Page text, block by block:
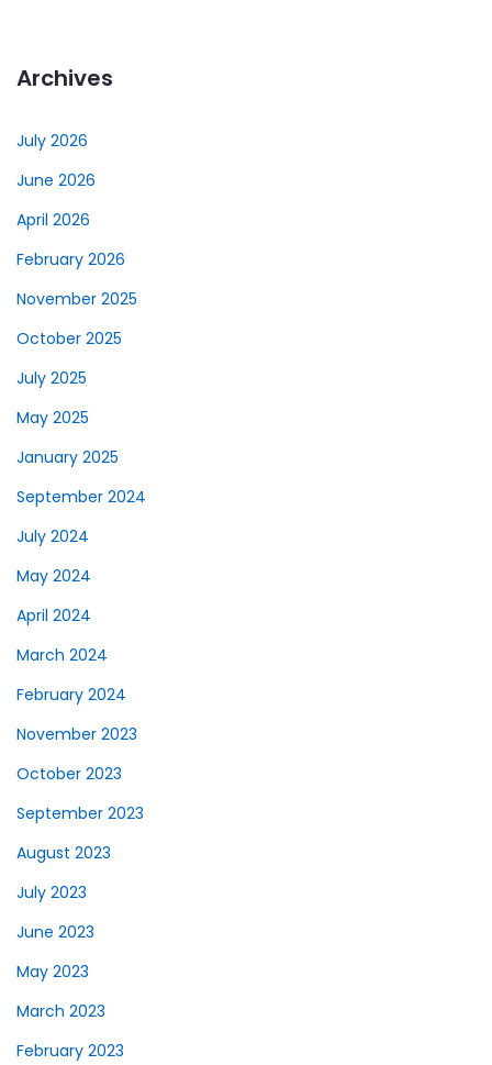
Archives
July 2026
June 2026
April 2026
February 2026
November 2025
October 2025
July 2025
May 2025
January 2025
September 2024
July 2024
May 2024
April 2024
March 2024
February 2024
November 2023
October 2023
September 2023
August 2023
July 2023
June 2023
May 2023
March 2023
February 2023